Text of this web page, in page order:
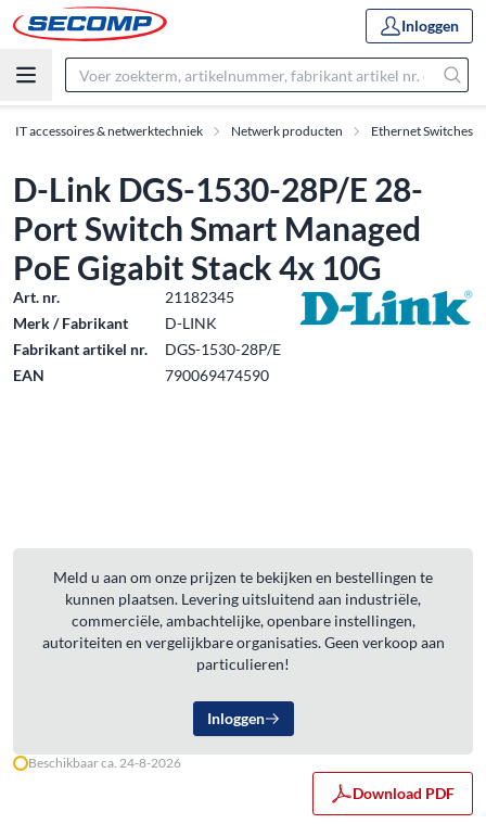
Inloggen
IT accessoires & netwerktechniek Netwerk producten Ethernet Switches
D-Link DGS-1530-28P/E 28-
Port Switch Smart Managed
PoE Gigabit Stack 4x 10G
Art. nr.
21182345
Merk / Fabrikant
D-LINK
Fabrikant artikel nr.
DGS-1530-28P/E
EAN
790069474590
Meld u aan om onze prijzen te bekijken en bestellingen te
kunnen plaatsen. Levering uitsluitend aan industriële,
commerciële, ambachtelijke, openbare instellingen,
autoriteiten en vergelijkbare organisaties. Geen verkoop aan
particulieren!
Inloggen
Beschikbaar ca. 24-8-2026
Download PDF